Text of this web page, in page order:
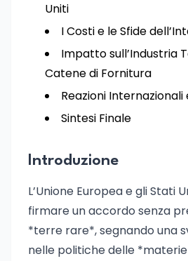
Uniti
I Costi e le Sfide
Impatto sull’Industria
Catene di Fornitura
Reazioni Internazionali
Sintesi Finale
Introduzione
L’Unione Europea e gli Stati
firmare un accordo senza
*terre rare*, segnando una
nelle politiche delle